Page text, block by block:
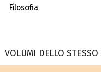
Filosofia
VOLUMI DELLO STESSO